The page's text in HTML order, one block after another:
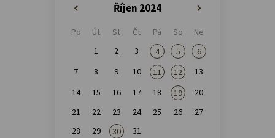
Říjen 2024
Po Út St Čt Pá So
Ne
1
2 3 4 5
6
7
8 9 10 11 12
13
14
15 16 17 18 19
20
21
22 23 24 25 26
27
28
29 30 31